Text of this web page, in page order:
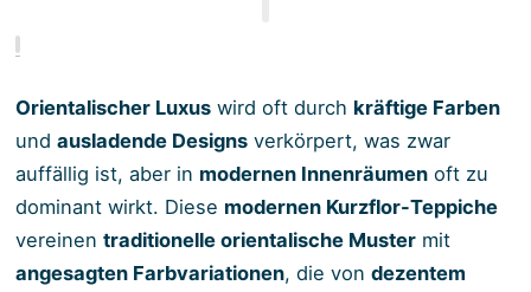
Orientalischer Luxuswird oft durch kräftige Farben
und ausladende Designsverkörpert, was zwar
auffällig ist, aber in modernen Innenräumenoft zu
dominant wirkt. Diese modernen Kurzflor-Teppiche
vereinen traditionelle orientalische Mustermit
angesagten Farbvariationen, die von dezentem